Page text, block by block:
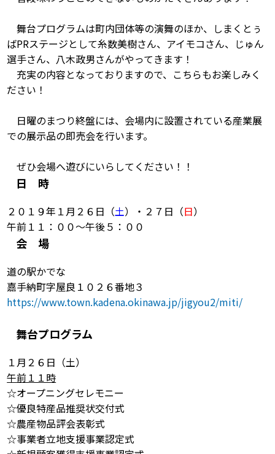
舞台プログラムは町内団体等の演舞のほか、しまくとぅ
ばPRステージとして糸数美樹さん、アイモコさん、じゅん
選手さん、八木政男さんがやってきます！
充実の内容となっておりますので、こちらもお楽しみく
ださい！
日曜のまつり終盤には、会場内に設置されている産業展
での展示品の即売会を行います。
ぜひ会場へ遊びにいらしてください！！
日 時
２０１９年１月２６日（土）・２７日（日）
午前１１：００～午後５：００
会 場
道の駅かでな
嘉手納町字屋良１０２６番地３
https://www.town.kadena.okinawa.jp/jigyou2/miti/
舞台プログラム
１月２６日（土）
午前１１時
☆オープニングセレモニー
☆優良特産品推奨状交付式
☆農産物品評会表彰式
☆事業者立地支援事業認定式